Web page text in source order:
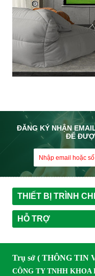
ĐĂNG KÝ NHẬN
ĐỂ
THIẾT BỊ TRÌNH
HỖ TRỢ
Trụ sở ( THÔNG TIN
CÔNG TY TNHH KHOA